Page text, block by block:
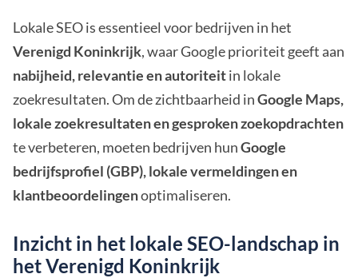
Lokale SEO is essentieel voor bedrijven in het
Verenigd Koninkrijk, waar Google prioriteit geeft aan
nabijheid, relevantie en autoriteitin lokale
zoekresultaten. Om de zichtbaarheid inGoogle Maps,
lokale zoekresultaten en gesproken zoekopdrachten
te verbeteren, moeten bedrijven hunGoogle
bedrijfsprofiel (GBP), lokale vermeldingen en
klantbeoordelingenoptimaliseren.
Inzicht in het lokale SEO-landschap in
het Verenigd Koninkrijk